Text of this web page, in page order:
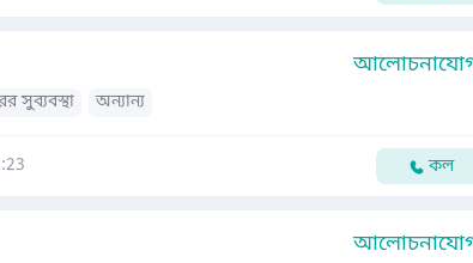
সুব্যবস্থা অন্যান্য
কল